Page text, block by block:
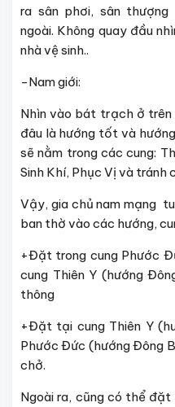
ra sân phơi, sân thượng
ngoài. Không quay đầu
nhà vệ sinh..
-Nam giới:
Nhìn vào bát trạch ở
đâu là hướng tốt và
sẽ nằm trong các cung:
Sinh Khí, Phục Vị và tránh
Vậy, gia chủ nam mạng
ban thờ vào các hướng,
+Đặt trong cung Phước
cung Thiên Y (hướng
thông
+Đặt tại cung Thiên Y
Phước Đức (hướng Đông
chở.
Ngoài ra, cũng có thể